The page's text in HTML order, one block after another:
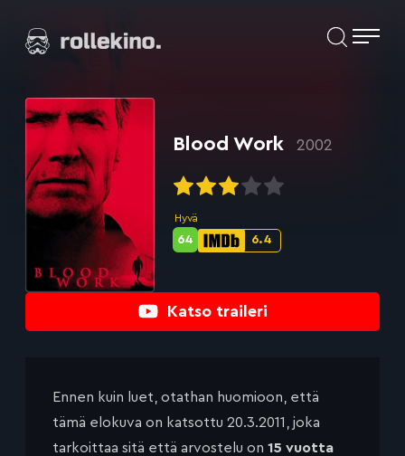
suoraan
Elokuvat ja elokuva-arviot | Rollekino.fi
jälkeen.
Katso traileri
Blood Work 2002
Hyvä
IMDb-
6.4
Metascore-
64
Ennen kuin luet, otathan huomioon, että
tämä elokuva on katsottu 20.3.2011, joka
tarkoittaa sitä että arvostelu on 15 vuotta